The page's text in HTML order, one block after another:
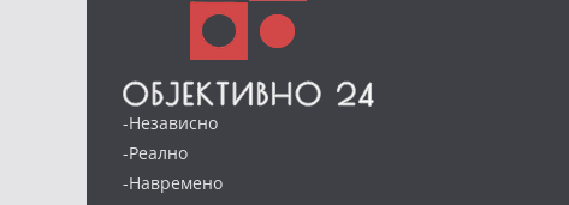
-Независно
-Реално
-Навремено